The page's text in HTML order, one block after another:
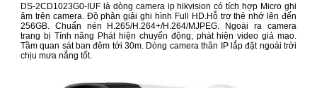
DS-2CD1023G0-IUF là dòng camera ip hikvision có tích hợp Micro ghi
âm trên camera. Độ phân giải ghi hình Full HD.Hỗ trợ thẻ nhớ lên đến
256GB. Chuẩn nén H.265/H.264+/H.264/MJPEG. Ngoài ra camera
trang bị Tính năng Phát hiện chuyển động, phát hiện video giả mạo.
Tầm quan sát ban đêm tới 30m. Dòng camera thân IP lắp đặt ngoài trời
chịu mưa nắng tốt.